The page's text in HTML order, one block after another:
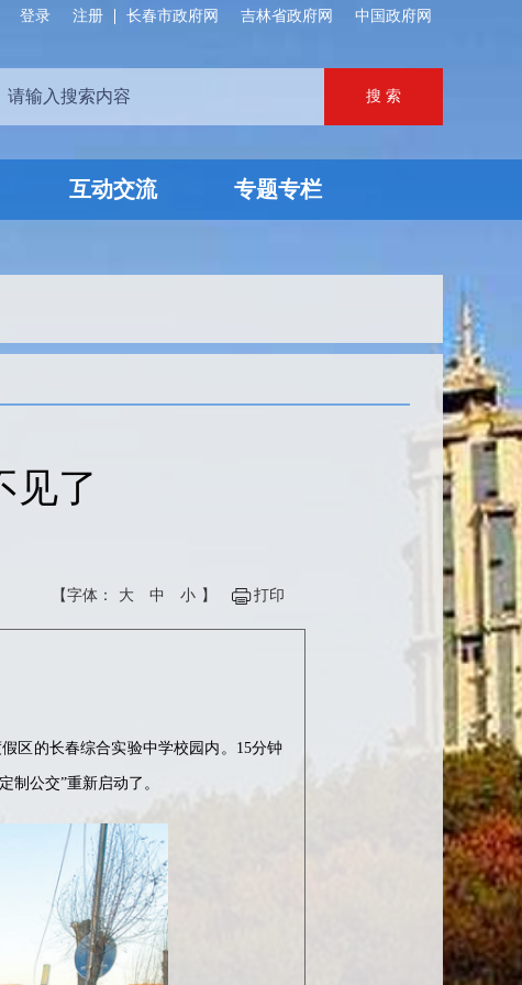
中国政府网
吉林省政府网
长春市政府网
注册
登录
互动交流 专题专栏
见了
【字体： 大 中 小 】 打印
区的长春综合实验中学校园内。15分钟
制公交”重新启动了。